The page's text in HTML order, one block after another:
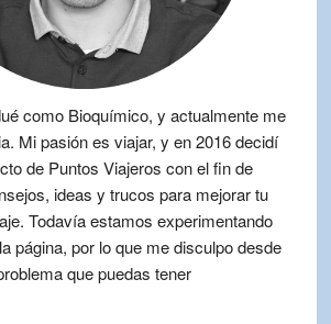
como Bioquímico, y actualmente me
Mi pasión es viajar, y en 2016 decidí
de Puntos Viajeros con el fin de
ideas y trucos para mejorar tu
Todavía estamos experimentando
página, por lo que me disculpo desde
que puedas tener